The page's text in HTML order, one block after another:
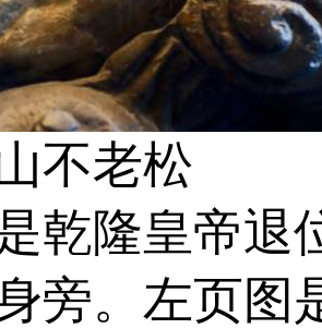
不老松
乾隆皇帝退
旁。左页图